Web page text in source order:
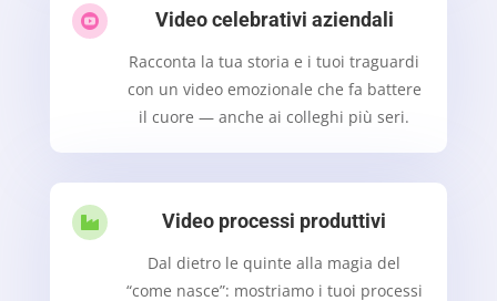
 Video celebrativi aziendali
Racconta la tua storia e i tuoi traguardi
con un video emozionale che fa battere
il cuore — anche ai colleghi più seri.
 Video processi produttivi
Dal dietro le quinte alla magia del
“come nasce”: mostriamo i tuoi processi